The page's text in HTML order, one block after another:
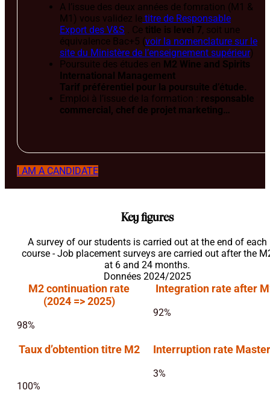
A l’issue des deux années de fomration (M1 &
M1) vous validez le titre de Responsable
Export des V&S . Ce title is level 7, soit une
équivalence Bac+5 (voir la nomenclature sur le
site du Ministère de l’enseignement supérieur)
Poursuite des études en M2 Wine and Spirits
International Management
Tarif préférentiel pour la poursuite d’étude.
Emploi à l’issue de la formation : responsable
commercial, chef de projet marketing…
I AM A CANDIDATE
Key figures
A survey of our students is carried out at the end of each
course - Job placement surveys are carried out after the
at 6 and 24 months.
Données 2024/2025
M2 continuation rate
(2024 => 2025)
98%
Integration rate after
92%
Taux d’obtention titre M2
100%
Interruption rate
3%